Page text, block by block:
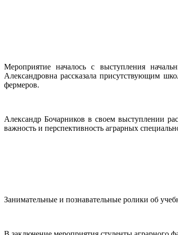
Мероприятие началось с выступления
Александровна рассказала присутствующим
фермеров.
Александр Бочарников в своем выступлении
важность и перспективность аграрных
Занимательные и познавательные ролики об